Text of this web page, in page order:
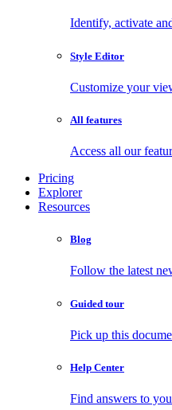
Identify, activate
Style Editor
Customize your
All features
Access all our
Pricing
Explorer
Resources
Blog
Follow the latest
Guided tour
Pick up this
Help Center
Find answers to